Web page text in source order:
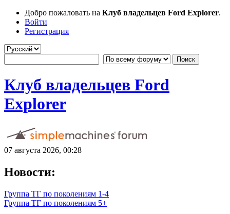
Добро пожаловать на Клуб владельцев Ford Explorer.
Войти
Регистрация
Клуб владельцев Ford
Explorer
07 августа 2026, 00:28
Новости:
Группа ТГ по поколениям 1-4
Группа ТГ по поколениям 5+